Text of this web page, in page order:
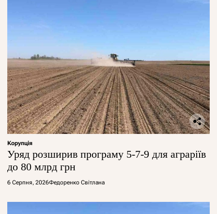
Корупція
Уряд розширив програму 5-7-9 для аграріїв
до 80 млрд грн
6 Серпня, 2026Федоренко Світлана